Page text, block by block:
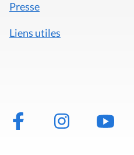
Presse
Liens utiles